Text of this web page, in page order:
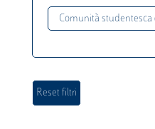
Comunità studentesca